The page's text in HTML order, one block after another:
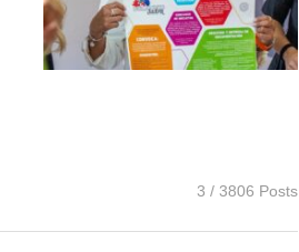
3 / 3806 Posts